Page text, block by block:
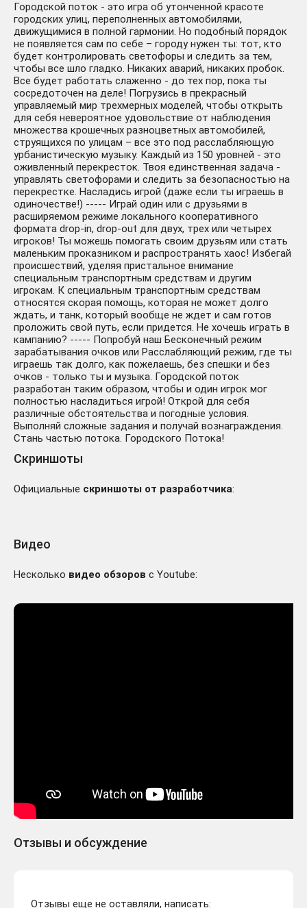
Городской поток - это игра об утонченной красоте
городских улиц, переполненных автомобилями,
движущимися в полной гармонии. Но подобный порядок
не появляется сам по себе – городу нужен ты: тот, кто
будет контролировать светофоры и следить за тем,
чтобы все шло гладко. Никаких аварий, никаких пробок.
Все будет работать слаженно - до тех пор, пока ты
сосредоточен на деле! Погрузись в прекрасный
управляемый мир трехмерных моделей, чтобы открыть
для себя невероятное удовольствие от наблюдения
множества крошечных разноцветных автомобилей,
струящихся по улицам – все это под расслабляющую
урбанистическую музыку. Каждый из 150 уровней - это
оживленный перекресток. Твоя единственная задача -
управлять светофорами и следить за безопасностью на
перекрестке. Насладись игрой (даже если ты играешь в
одиночестве!) ----- Играй один или с друзьями в
расширяемом режиме локального кооперативного
формата drop-in, drop-out для двух, трех или четырех
игроков! Ты можешь помогать своим друзьям или стать
маленьким проказником и распространять хаос! Избегай
происшествий, уделяя пристальное внимание
специальным транспортным средствам и другим
игрокам. К специальным транспортным средствам
относятся скорая помощь, которая не может долго
ждать, и танк, который вообще не ждет и сам готов
проложить свой путь, если придется. Не хочешь играть в
кампанию? ----- Попробуй наш Бесконечный режим
зарабатывания очков или Расслабляющий режим, где ты
играешь так долго, как пожелаешь, без спешки и без
очков - только ты и музыка. Городской поток
разработан таким образом, чтобы и один игрок мог
полностью насладиться игрой! Открой для себя
различные обстоятельства и погодные условия.
Выполняй сложные задания и получай вознаграждения.
Стань частью потока. Городского Потока!
Скриншоты
Официальные скриншоты от разработчика:
Видео
Несколько видео обзоров с Youtube:
Отзывы и обсуждение
Отзывы еще не оставляли, написать: